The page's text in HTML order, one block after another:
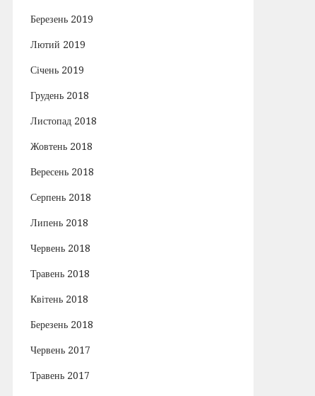
Березень 2019
Лютий 2019
Січень 2019
Грудень 2018
Листопад 2018
Жовтень 2018
Вересень 2018
Серпень 2018
Липень 2018
Червень 2018
Травень 2018
Квітень 2018
Березень 2018
Червень 2017
Травень 2017